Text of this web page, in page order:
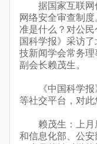
据国家互联网
网络安全审查制
准是什么？对公
国科学报》采访
技新闻学会常务
副会长赖茂生。
《中国科学报
等社交平台，对此
赖茂生：上月
和信息化部、公